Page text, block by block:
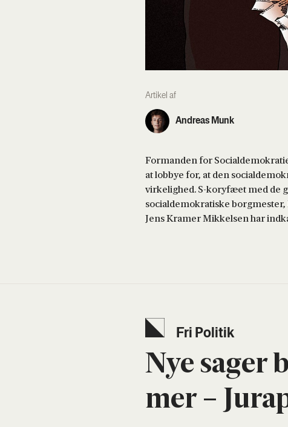
Artikel af
Andreas Munk
Formanden for
at lobbye for, at den
virkelighed. S-koryfæet med de
socialdemokratiske
Jens Kramer Mikkelsen har
Fri Poli­tik
Nye sager
mer –